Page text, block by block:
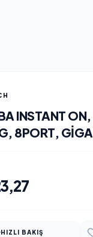
INSTANT
8PORT,
RACK
HIZLI BAKIŞ